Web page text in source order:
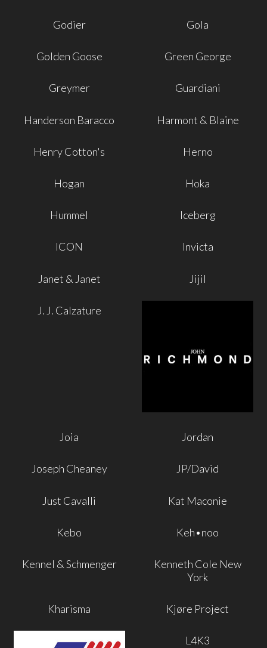
Godier Gola
Golden Goose Green George
Greymer Guardiani
Handerson Baracco Harmont & Blaine
Henry Cotton's Herno
Hogan Hoka
Hummel Iceberg
ICON Invicta
Janet & Janet Jijil
J. J. Calzature
Joia Jordan
Joseph Cheaney JP/David
Just Cavalli Kat Maconie
Kebo Keh•noo
Kennel & Schmenger
Kenneth Cole New
York
Kharisma Kjøre Project
L4K3